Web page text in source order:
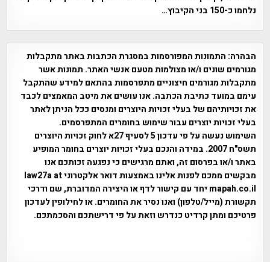
נלחמו כ-150 בני הקיבוץ…
הבהרה: התמונות המפורסמות במסגרת הכתבות באתר מתקבלות
מגורמים שונים ו/או מצולמות מטעם אנשי האתר. תמונות אשר
מתקבלות מגורמים חיצוניים מתפרסמות בהתאם למידע שהתקבל
עימם במועד כתיבת הכתבה. אנו עושים את מיטב המאמצים לכבד
את זכויותיהם של בעלי זכויות היוצרים ומנסים ככל הניתן לאתר
בעלי זכויות יוצרים עבור שימוש בחומרים המתפרסמים.
השימוש נעשה על פי עדכון 5 לסעיף 27א לחוק זכויות היוצרים
תשס"ח 2007. במידה והנכם בעלי זכויות יוצרים בחומר המופיע
באתר ו/או בפרסום זה, ואתם מרגישים כי נפגעה זכותכם אנו
מבקשים ממכם לפנות אלינו באמצעות דואר אלקטרוני law27a at
mapah.co.il יחד עם קישור לדף או היצירה המדוברת, שם ודרכי
תקשורת (מייל/טלפון) ואנו נסיר את החומרים. או לחילופין לעדכון
פרטיכם ומתן קרדיט כנדרש וזאת על פי דרישתכם והסכמתכם.